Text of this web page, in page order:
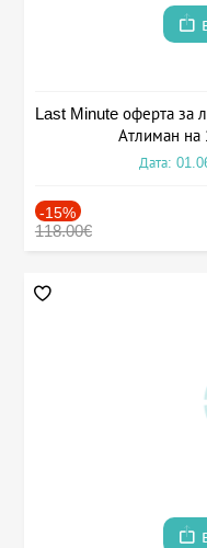
Last Minute оферта за
Атлиман на
Дата:
-15%
118.00€